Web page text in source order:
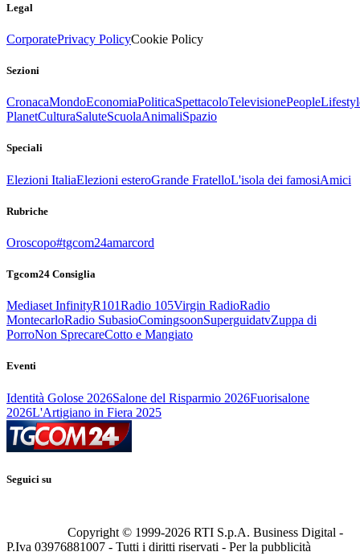
Legal
CorporatePrivacy PolicyCookie Policy
Sezioni
CronacaMondoEconomiaPoliticaSpettacoloTelevisionePeople
PlanetCulturaSaluteScuolaAnimaliSpazio
Speciali
Elezioni ItaliaElezioni esteroGrande FratelloL'isola dei famosiAmici
Rubriche
Oroscopo#tgcom24amarcord
Tgcom24 Consiglia
Mediaset InfinityR101Radio 105Virgin RadioRadio
MontecarloRadio SubasioComingsoonSuperguidatvZuppa di
PorroNon SprecareCotto e Mangiato
Eventi
Identità Golose 2026Salone del Risparmio 2026Fuorisalone
2026L'Artigiano in Fiera 2025
Seguici su
Copyright © 1999-2026 RTI S.p.A. Business Digital -
P.Iva 03976881007 - Tutti i diritti riservati - Per la pubblicità